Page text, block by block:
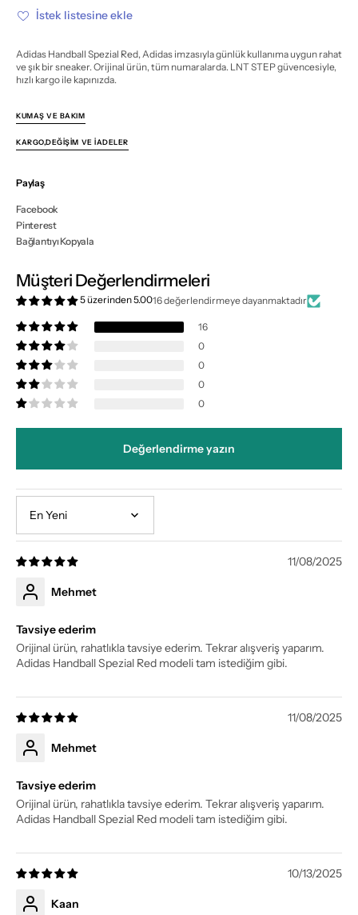
azalt
artır
İstek listesine ekle
Adidas Handball Spezial Red, Adidas imzasıyla günlük kullanıma uygun rahat
ve şık bir sneaker. Orijinal ürün, tüm numaralarda. LNT STEP güvencesiyle,
hızlı kargo ile kapınızda.
KUMAŞ VE BAKIM
KARGO,DEĞIŞIM VE İADELER
Paylaş
Facebook
Pinterest
Bağlantıyı Kopyala
Müşteri Değerlendirmeleri
5 üzerinden 5.0016 değerlendirmeye dayanmaktadır
16
0
0
0
0
Değerlendirme yazın
Sort by
11/08/2025
Mehmet
Tavsiye ederim
Orijinal ürün, rahatlıkla tavsiye ederim. Tekrar alışveriş yaparım.
Adidas Handball Spezial Red modeli tam istediğim gibi.
11/08/2025
Mehmet
Tavsiye ederim
Orijinal ürün, rahatlıkla tavsiye ederim. Tekrar alışveriş yaparım.
Adidas Handball Spezial Red modeli tam istediğim gibi.
10/13/2025
Kaan